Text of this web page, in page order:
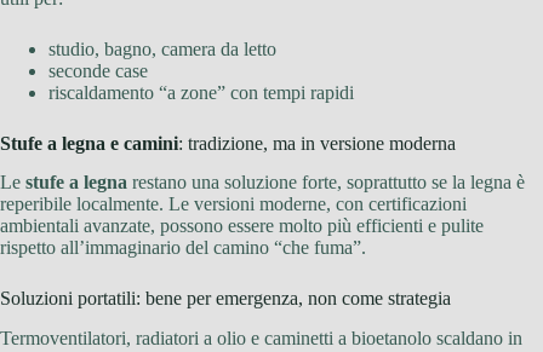
studio, bagno, camera da letto
seconde case
riscaldamento “a zone” con tempi rapidi
Stufe a legna e camini: tradizione, ma in versione moderna
Le stufe a legna restano una soluzione forte, soprattutto se la legna è
reperibile localmente. Le versioni moderne, con certificazioni
ambientali avanzate, possono essere molto più efficienti e pulite
rispetto all’immaginario del camino “che fuma”.
Soluzioni portatili: bene per emergenza, non come strategia
Termoventilatori, radiatori a olio e caminetti a bioetanolo scaldano in